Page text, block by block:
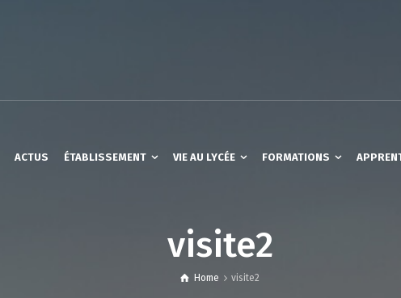
ACTUS ÉTABLISSEMENT VIE AU LYCÉE FORMATIONS
visite2
Home visite2